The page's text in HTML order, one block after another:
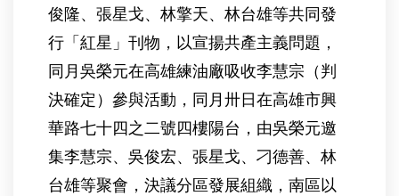
俊隆、張星戈、林擎天、林台雄等共同發
行「紅星」刊物，以宣揚共產主義問題，
同月吳榮元在高雄練油廠吸收李慧宗（判
決確定）參與活動，同月卅日在高雄市興
華路七十四之二號四樓陽台，由吳榮元邀
集李慧宗、吳俊宏、張星戈、刁德善、林
台雄等聚會，決議分區發展組織，南區以